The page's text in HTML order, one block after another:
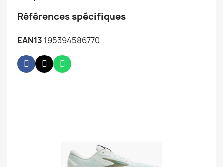
Références spécifiques
EAN13 195394586770